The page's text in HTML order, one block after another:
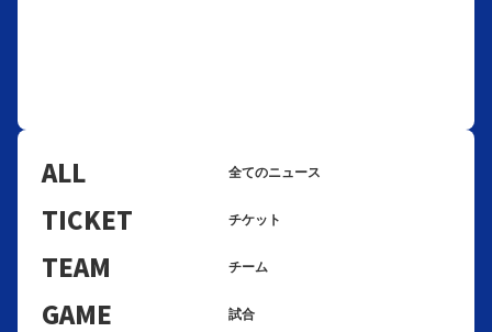
ALL 全てのニュース
TICKET チケット
TEAM チーム
GAME 試合